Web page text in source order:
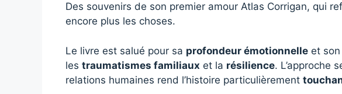
Des souvenirs de son premier amour Atlas Corrigan, qui
encore plus les choses.
Le livre est salué pour sa profondeur émotionnelle et
les traumatismes familiaux et la résilience. L’approche
relations humaines rend l’histoire particulièrement